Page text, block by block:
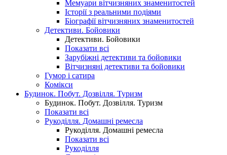
Мемуари вітчизняних знаменитостей
Історії з реальними подіями
Біографії вітчизняних знаменитостей
Детективи. Бойовики
Детективи. Бойовики
Показати всі
Зарубіжні детективи та бойовики
Вітчизняні детективи та бойовики
Гумор і сатира
Комікси
Будинок. Побут. Дозвілля. Туризм
Будинок. Побут. Дозвілля. Туризм
Показати всі
Рукоділля. Домашні ремесла
Рукоділля. Домашні ремесла
Показати всі
Рукоділля